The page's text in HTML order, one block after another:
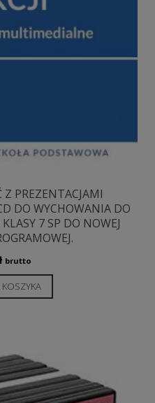
Z PREZENTACJAMI
DO WYCHOWANIA DO
7 SP DO NOWEJ
brutto